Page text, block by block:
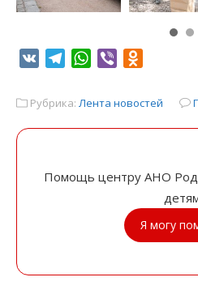
VK TelegramWhatsApp
Viber
Рубрика: Лента новостей
Помощь центру АНО
Я могу